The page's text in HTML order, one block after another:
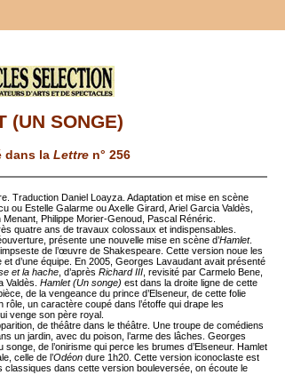
(UN SONGE)
dans la Lettre n° 256
Traduction Daniel Loayza. Adaptation et mise en scène
ou Estelle Galarme ou Axelle Girard, Ariel Garcia Valdès,
Philippe Morier-Genoud, Pascal Rénéric.
quatre ans de travaux colossaux et indispensables.
présente une nouvelle mise en scène d’Hamlet.
de l’œuvre de Shakespeare. Cette version noue les
d’une équipe. En 2005, Georges Lavaudant avait présenté
et la hache , d’après Richard III , revisité par Carmelo Bene,
Valdès. Hamlet (Un songe) est dans la droite ligne de cette
de la vengeance du prince d’Elseneur, de cette folie
un caractère coupé dans l’étoffe qui drape les
venge son père royal.
de théâtre dans le théâtre. Une troupe de comédiens
un jardin, avec du poison, l’arme des lâches. Georges
de l’onirisme qui perce les brumes d’Elseneur. Hamlet
celle de l’Odéon dure 1h20. Cette version iconoclaste est
classiques dans cette version bouleversée, on écoute le